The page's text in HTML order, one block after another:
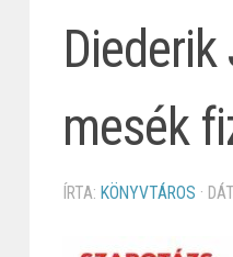
mesék
ÍRTA: KÖNYVTÁROS ·